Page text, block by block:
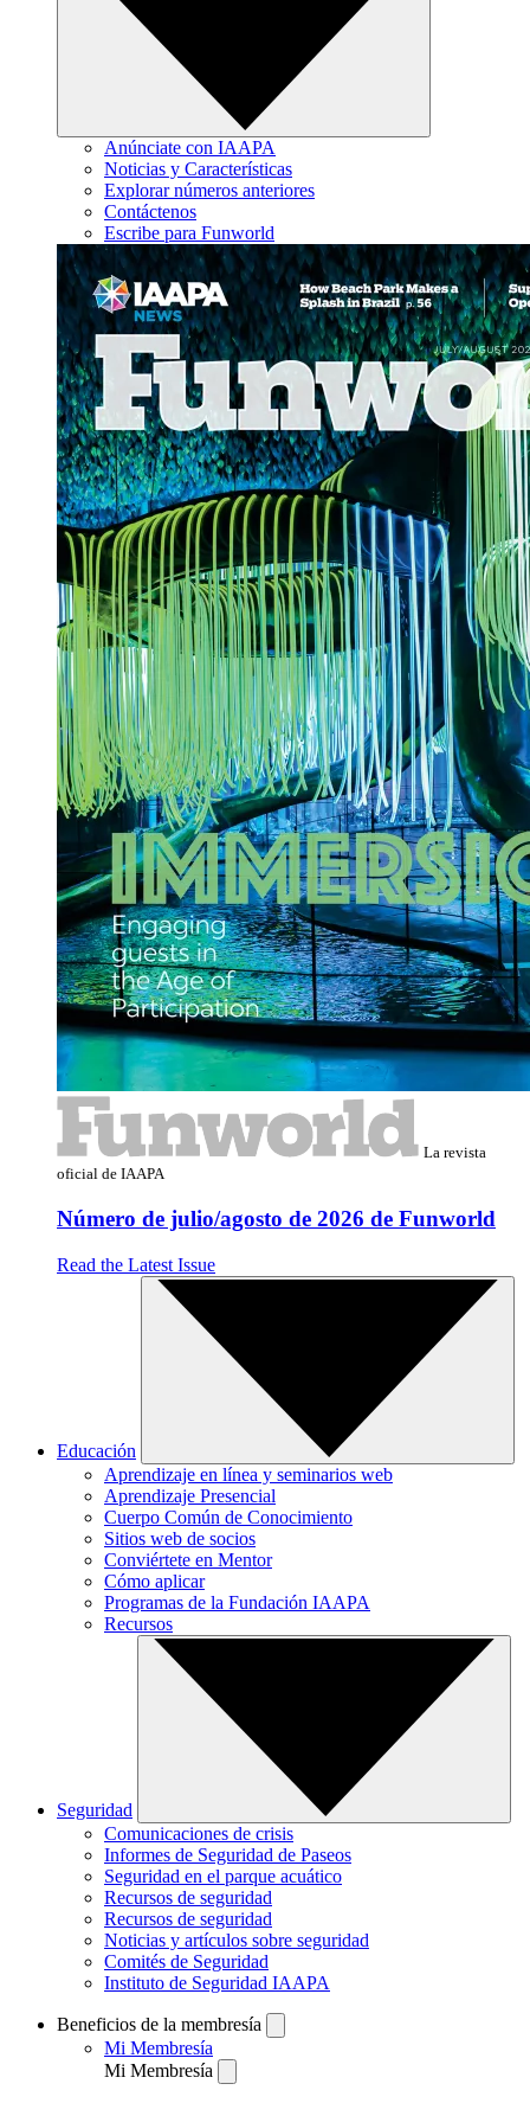
Anúnciate con IAAPA
Noticias y Características
Explorar números anteriores
Contáctenos
Escribe para Funworld
La revista
oficial de IAAPA
Número de julio/agosto de 2026 de Funworld
Read the Latest Issue
Educación
Aprendizaje en línea y seminarios web
Aprendizaje Presencial
Cuerpo Común de Conocimiento
Sitios web de socios
Conviértete en Mentor
Cómo aplicar
Programas de la Fundación IAAPA
Recursos
Seguridad
Comunicaciones de crisis
Informes de Seguridad de Paseos
Seguridad en el parque acuático
Recursos de seguridad
Recursos de seguridad
Noticias y artículos sobre seguridad
Comités de Seguridad
Instituto de Seguridad IAAPA
Beneficios de la membresía
Mi Membresía
Mi Membresía